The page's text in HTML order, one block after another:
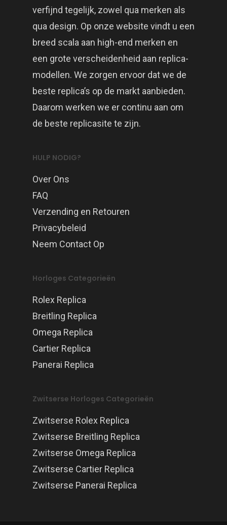
verfijnd tegelijk, zowel qua merken als
qua design. Op onze website vindt u een
breed scala aan high-end merken en
een grote verscheidenheid aan replica-
modellen. We zorgen ervoor dat we de
beste replica’s op de markt aanbieden.
Daarom werken we er continu aan om
de beste replicasite te zijn.
HULP NODIG?
Over Ons
FAQ
Verzending en Retouren
Privacybeleid
Neem Contact Op
Horloges Categorieën
Rolex Replica
Breitling Replica
Omega Replica
Cartier Replica
Panerai Replica
Zwitserse Horloges Categorieën
Zwitserse Rolex Replica
Zwitserse Breitling Replica
Zwitserse Omega Replica
Zwitserse Cartier Replica
Zwitserse Panerai Replica